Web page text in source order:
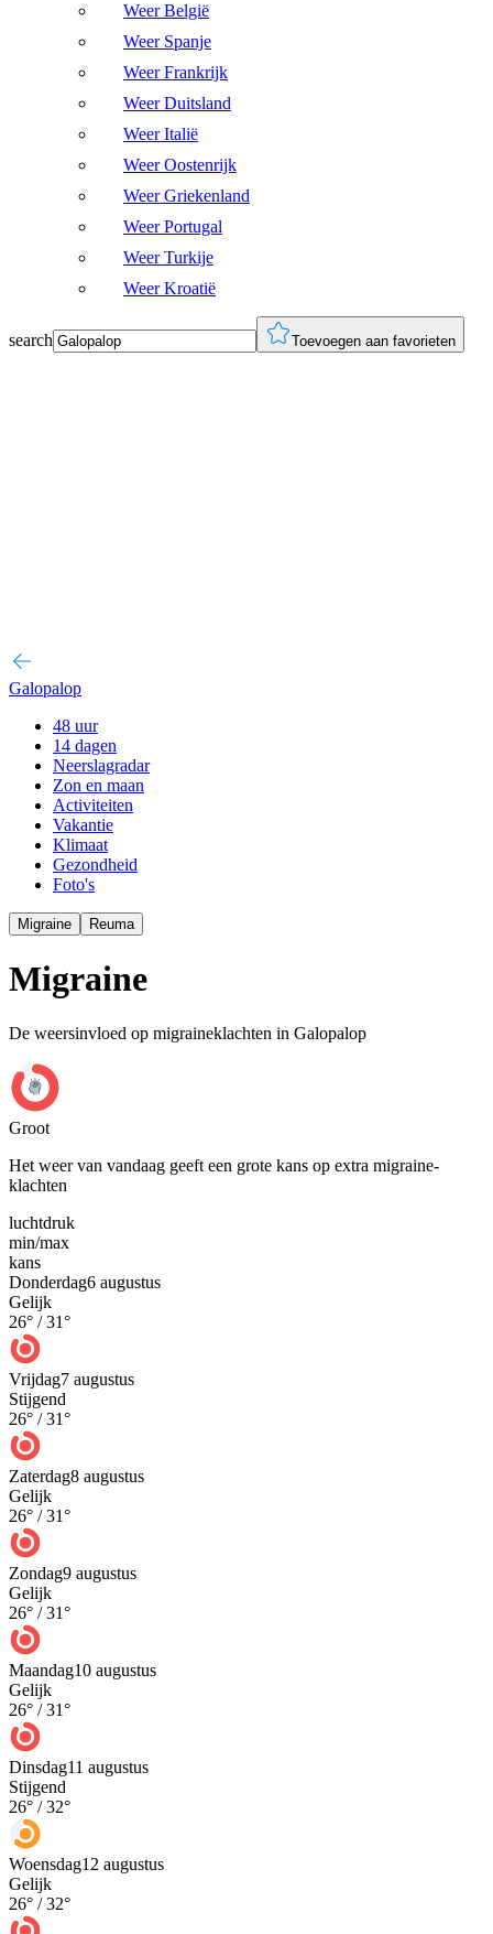
Weer België
Weer Spanje
Weer Frankrijk
Weer Duitsland
Weer Italië
Weer Oostenrijk
Weer Griekenland
Weer Portugal
Weer Turkije
Weer Kroatië
search Toevoegen aan favorieten
Galopalop
48 uur
14 dagen
Neerslagradar
Zon en maan
Activiteiten
Vakantie
Klimaat
Gezondheid
Foto's
Migraine Reuma
Migraine
De weersinvloed op migraineklachten in Galopalop
Groot
Het weer van vandaag geeft een grote kans op extra migraine-
klachten
luchtdruk
min/max
kans
Donderdag6 augustus
Gelijk
26° /31°
Vrijdag7 augustus
Stijgend
26° /31°
Zaterdag8 augustus
Gelijk
26° /31°
Zondag9 augustus
Gelijk
26° /31°
Maandag10 augustus
Gelijk
26° /31°
Dinsdag11 augustus
Stijgend
26° /32°
Woensdag12 augustus
Gelijk
26° /32°